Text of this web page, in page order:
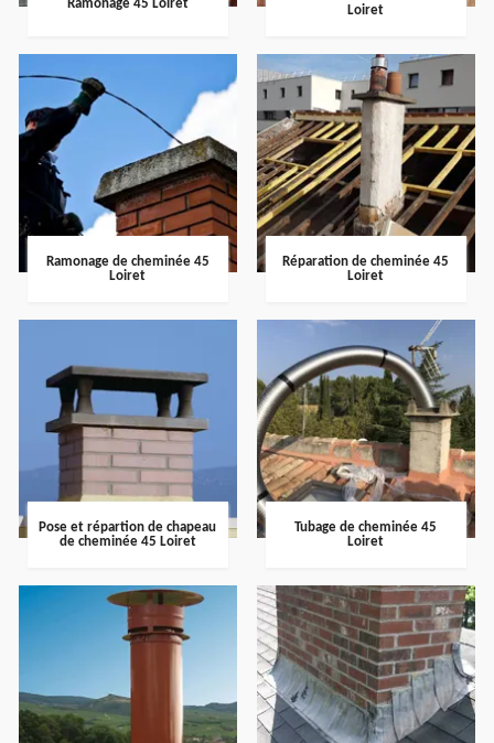
Ramonage 45 Loiret
Loiret
Ramonage de cheminée 45
Loiret
Réparation de cheminée 45
Loiret
Pose et répartion de chapeau
de cheminée 45 Loiret
Tubage de cheminée 45
Loiret